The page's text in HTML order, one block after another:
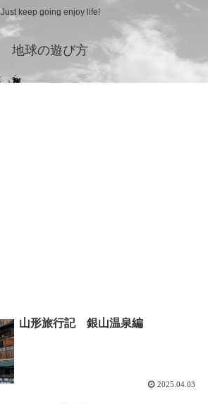
Just keep going enjoy life!
地球の遊び方
山形旅行記 銀山温泉編
2025.04.03